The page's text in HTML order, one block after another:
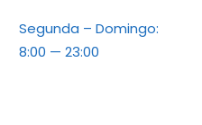
Segunda – Domingo:
8:00 — 23:00